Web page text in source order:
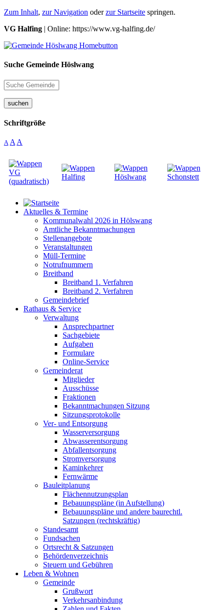
Zum Inhalt, zur Navigation oderzur Startseite springen.
VG Halfing | Online: https://www.vg-halfing.de/
Suche Gemeinde Höslwang
suchen
Schriftgröße
A A A
Aktuelles & Termine
Kommunalwahl 2026 in Hölswang
Amtliche Bekanntmachungen
Stellenangebote
Veranstaltungen
Müll-Termine
Notrufnummern
Breitband
Breitband 1. Verfahren
Breitband 2. Verfahren
Gemeindebrief
Rathaus & Service
Verwaltung
Ansprechpartner
Sachgebiete
Aufgaben
Formulare
Online-Service
Gemeinderat
Mitglieder
Ausschüsse
Fraktionen
Bekanntmachungen Sitzung
Sitzungsprotokolle
Ver- und Entsorgung
Wasserversorgung
Abwasserentsorgung
Abfallentsorgung
Stromversorgung
Kaminkehrer
Fernwärme
Bauleitplanung
Flächennutzungsplan
Bebauungspläne (in Aufstellung)
Bebauungspläne und andere baurechtl.
Satzungen (rechtskräftig)
Standesamt
Fundsachen
Ortsrecht & Satzungen
Behördenverzeichnis
Steuern und Gebühren
Leben & Wohnen
Gemeinde
Grußwort
Verkehrsanbindung